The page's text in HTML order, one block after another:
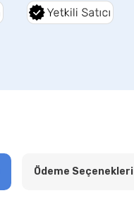
Ödeme Seçenekleri